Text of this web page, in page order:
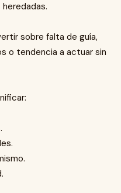
sobre falta de guía,
o tendencia a actuar sin